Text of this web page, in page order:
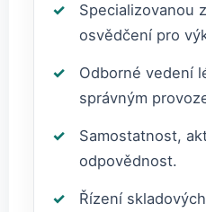
Specializovanou
osvědčení pro
Odborné vedení
správným
Samostatnost,
odpovědnost.
Řízení